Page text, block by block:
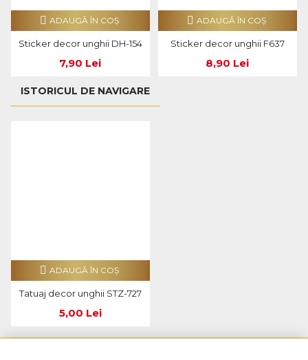
Sticker decor unghii DH-154
7,90 Lei
ADAUGĂ ÎN COŞ
Sticker decor unghii F637
8,90 Lei
ADAUGĂ ÎN COŞ
ISTORICUL DE NAVIGARE
Tatuaj decor unghii STZ-727
5,00 Lei
ADAUGĂ ÎN COŞ